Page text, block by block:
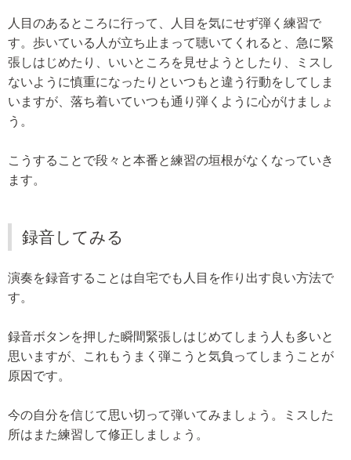
人目のあるところに行って、人目を気にせず弾く練習で
す。歩いている人が立ち止まって聴いてくれると、急に緊
張しはじめたり、いいところを見せようとしたり、ミスし
ないように慎重になったりといつもと違う行動をしてしま
いますが、落ち着いていつも通り弾くように心がけましょ
う。
こうすることで段々と本番と練習の垣根がなくなっていき
ます。
録音してみる
演奏を録音することは自宅でも人目を作り出す良い方法で
す。
録音ボタンを押した瞬間緊張しはじめてしまう人も多いと
思いますが、これもうまく弾こうと気負ってしまうことが
原因です。
今の自分を信じて思い切って弾いてみましょう。ミスした
所はまた練習して修正しましょう。